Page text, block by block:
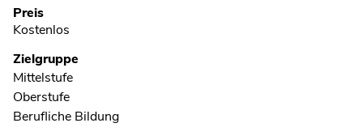
Preis
Kostenlos
Zielgruppe
Mittelstufe
Oberstufe
Berufliche Bildung